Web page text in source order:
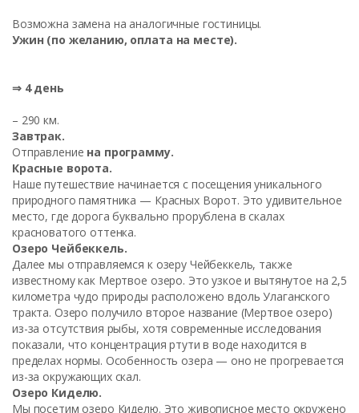
Возможна замена на аналогичные гостиницы.
Ужин (по желанию, оплата на месте).
⇒ 4 день
– 290 км.
Завтрак.
Отправление на программу.
Красные ворота.
Наше путешествие начинается с посещения уникального
природного памятника — Красных Ворот. Это удивительное
место, где дорога буквально прорублена в скалах
красноватого оттенка.
Озеро Чейбеккель.
Далее мы отправляемся к озеру Чейбеккель, также
известному как Мертвое озеро. Это узкое и вытянутое на 2,5
километра чудо природы расположено вдоль Улаганского
тракта. Озеро получило второе название (Мертвое озеро)
из-за отсутствия рыбы, хотя современные исследования
показали, что концентрация ртути в воде находится в
пределах нормы. Особенность озера — оно не прогревается
из-за окружающих скал.
Озеро Киделю.
Мы посетим озеро Киделю. Это живописное место окружено